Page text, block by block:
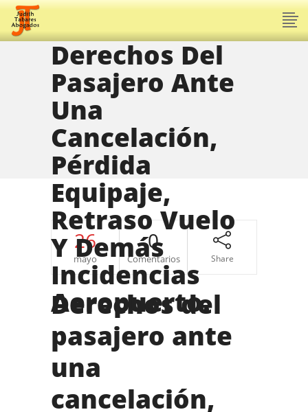
Derechos Del
Pasajero Ante
Una
Cancelación,
Pérdida
Equipaje,
Retraso Vuelo
Y Demás
Incidencias
Aeropuerto.
26
mayo
0
Comentarios Share
Derechos del
pasajero ante
una
cancelación,